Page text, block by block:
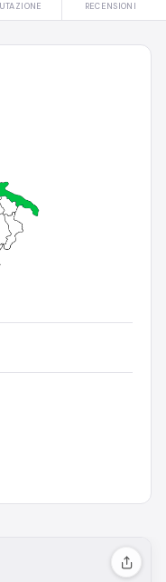
RECENSIONI